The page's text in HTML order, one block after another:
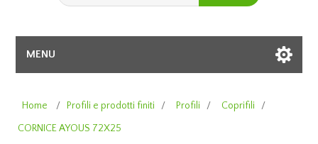
MENU
Home / Profili e prodotti finiti / Profili / Coprifili
/
CORNICE AYOUS 72X25